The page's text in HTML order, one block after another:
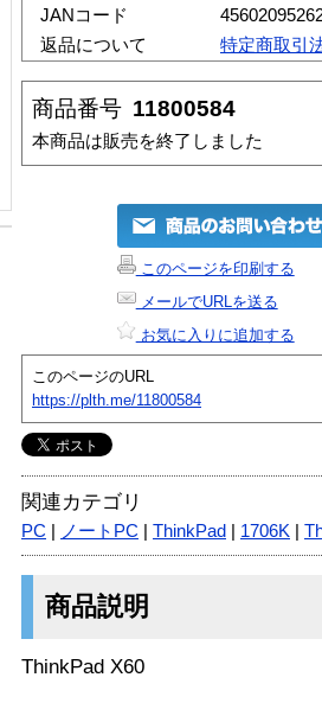
JANコード
返品について
特定商取引
商品番号 11800584
本商品は販売を終了しました
このページを印刷する
メールでURLを送る
お気に入りに追加する
このページのURL
https://plth.me/11800584
関連カテゴリ
PC ノートPC ThinkPad 1706K
商品説明
ThinkPad X60